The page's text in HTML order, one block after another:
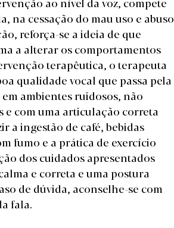
na cessação do mau uso e abuso
reforça-se a ideia de que
a alterar os comportamentos
terapêutica, o terapeuta
qualidade vocal que passa pela
ambientes ruidosos, não
e com uma articulação correta
a ingestão de café, bebidas
fumo e a prática de exercício
dos cuidados apresentados
e correta e uma postura
de dúvida, aconselhe-se com
fala.